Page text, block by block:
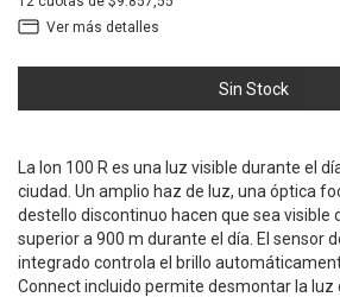
Ver más detalles
La Ion 100 R es una luz visible durante el
ciudad. Un amplio haz de luz, una óptica
destello discontinuo hacen que sea visible
superior a 900 m durante el día. El sensor
integrado controla el brillo
Connect incluido permite desmontar la